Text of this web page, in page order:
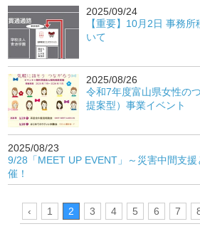
2025/09/24
【重要】10月2日 事務
いて
2025/08/26
令和7年度富山県女性の
提案型）事業イベント
2025/08/23
9/28「MEET UP EVENT」～災害中間支援
催！
‹ 1 2 3 4 5 6 7